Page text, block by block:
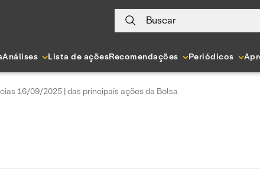
Buscar
Análises Lista de açõesRecomendações Periódicos
16/09/2025 | das principais ações da Bolsa